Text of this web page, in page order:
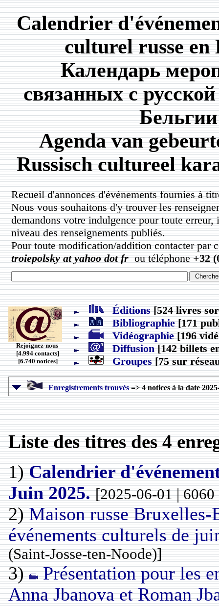
Calendrier
culturel russe en
Календарь
связанных с
Бельгии
Agenda van
Russisch cultureel
Recueil d'annonces d'événements fournies à
Nous vous souhaitons d'y trouver les
demandons votre indulgence pour toute
niveau des renseignements publiés.
Pour toute modification/addition contacter par
troiepolsky at yahoo dot frou téléphone+32
Rejoignez-nous
[4.994 contacts]
[6.740 notices]
Éditions[524 livres
Bibliographie[171
Vidéographie[196
Diffusion[142 billets
Groupes[75 sur
Enregistrements trouvés=> 4 notices à la date
Liste des titres des 4
1)Calendrier
Juin 2025. [2025-06-01 |
2)Maison russe Bruxelles-
événements culturels de
(Saint-Josse-ten-Noode)]
3)
Présentation pour les
Anna Jbanova et Roman